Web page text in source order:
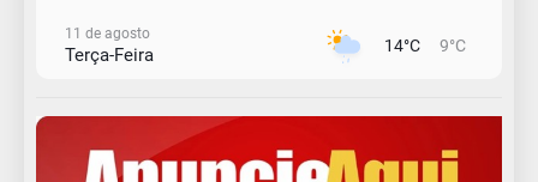
11 de agosto
Terça-Feira 14°C 9°C
Quarta-Feira 13°C 11°C
13 de agosto